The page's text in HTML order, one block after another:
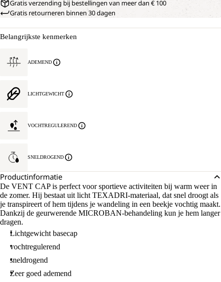
Gratis verzending bij bestellingen van meer dan € 100
Gratis retourneren binnen 30 dagen
Belangrijkste kenmerken
ADEMEND
LICHTGEWICHT
VOCHTREGULEREND
SNELDROGEND
Productinformatie
De VENT CAP is perfect voor sportieve activiteiten bij warm weer in
de zomer. Hij bestaat uit licht TEXADRI-materiaal, dat snel droogt als
je transpireert of hem tijdens je wandeling in een beekje vochtig maakt.
Dankzij de geurwerende MICROBAN-behandeling kun je hem langer
dragen.
Lichtgewicht basecap
vochtregulerend
sneldrogend
Zeer goed ademend